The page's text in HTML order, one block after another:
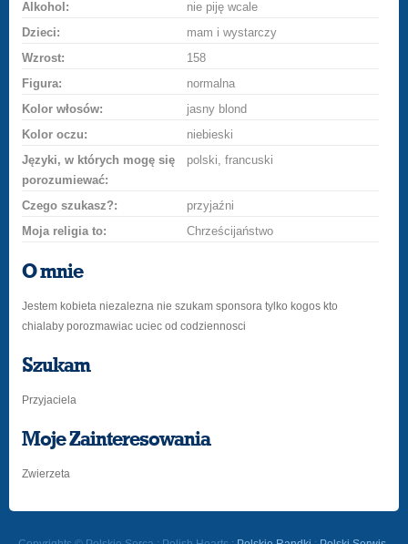
Alkohol:
nie piję wcale
Dzieci:
mam i wystarczy
Wzrost:
158
Figura:
normalna
Kolor włosów:
jasny blond
Kolor oczu:
niebieski
Języki, w których mogę się
porozumiewać:
polski, francuski
Czego szukasz?:
przyjaźni
Moja religia to:
Chrześcijaństwo
O mnie
Jestem kobieta niezalezna nie szukam sponsora tylko kogos kto
chialaby porozmawiac uciec od codziennosci
Szukam
Przyjaciela
Moje Zainteresowania
Zwierzeta